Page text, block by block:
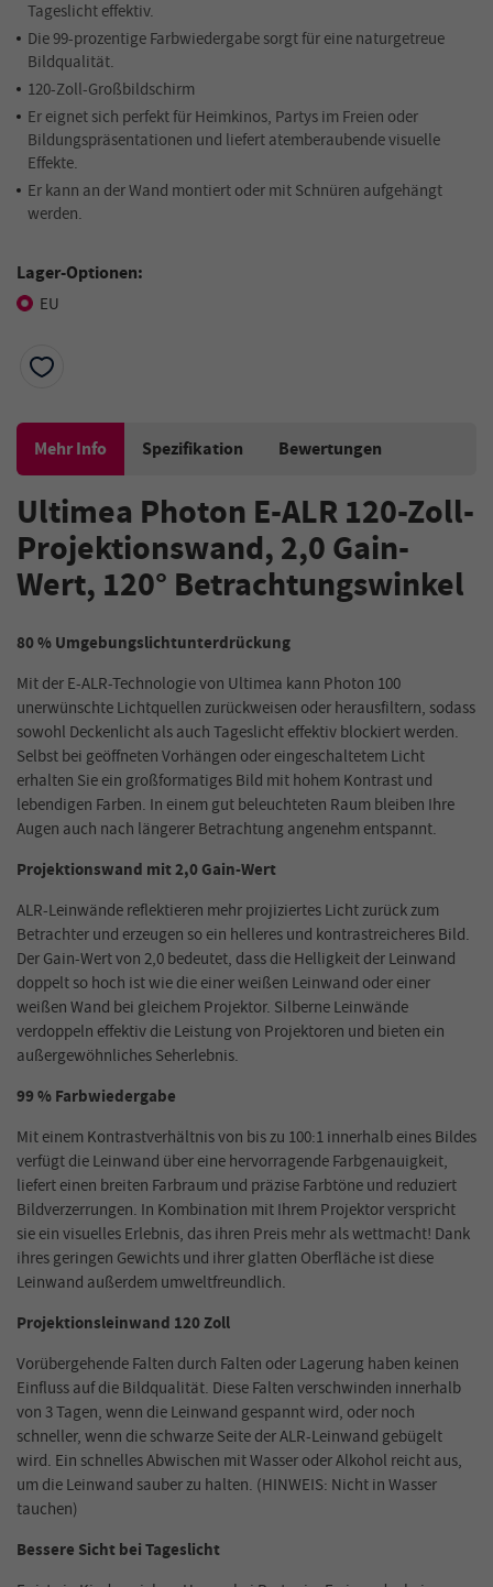
Tageslicht effektiv.
Die 99-prozentige Farbwiedergabe sorgt für eine naturgetreue
Bildqualität.
120-Zoll-Großbildschirm
Er eignet sich perfekt für Heimkinos, Partys im Freien oder
Bildungspräsentationen und liefert atemberaubende visuelle
Effekte.
Er kann an der Wand montiert oder mit Schnüren aufgehängt
werden.
Lager-Optionen:
EU
Mehr Info Spezifikation Bewertungen
Ultimea Photon E-ALR 120-Zoll-
Projektionswand, 2,0 Gain-
Wert, 120° Betrachtungswinkel
80 % Umgebungslichtunterdrückung
Mit der E-ALR-Technologie von Ultimea kann Photon 100
unerwünschte Lichtquellen zurückweisen oder herausfiltern, sodass
sowohl Deckenlicht als auch Tageslicht effektiv blockiert werden.
Selbst bei geöffneten Vorhängen oder eingeschaltetem Licht
erhalten Sie ein großformatiges Bild mit hohem Kontrast und
lebendigen Farben. In einem gut beleuchteten Raum bleiben Ihre
Augen auch nach längerer Betrachtung angenehm entspannt.
Projektionswand mit 2,0 Gain-Wert
ALR-Leinwände reflektieren mehr projiziertes Licht zurück zum
Betrachter und erzeugen so ein helleres und kontrastreicheres Bild.
Der Gain-Wert von 2,0 bedeutet, dass die Helligkeit der Leinwand
doppelt so hoch ist wie die einer weißen Leinwand oder einer
weißen Wand bei gleichem Projektor. Silberne Leinwände
verdoppeln effektiv die Leistung von Projektoren und bieten ein
außergewöhnliches Seherlebnis.
99 % Farbwiedergabe
Mit einem Kontrastverhältnis von bis zu 100:1 innerhalb eines Bildes
verfügt die Leinwand über eine hervorragende Farbgenauigkeit,
liefert einen breiten Farbraum und präzise Farbtöne und reduziert
Bildverzerrungen. In Kombination mit Ihrem Projektor verspricht
sie ein visuelles Erlebnis, das ihren Preis mehr als wettmacht! Dank
ihres geringen Gewichts und ihrer glatten Oberfläche ist diese
Leinwand außerdem umweltfreundlich.
Projektionsleinwand 120 Zoll
Vorübergehende Falten durch Falten oder Lagerung haben keinen
Einfluss auf die Bildqualität. Diese Falten verschwinden innerhalb
von 3 Tagen, wenn die Leinwand gespannt wird, oder noch
schneller, wenn die schwarze Seite der ALR-Leinwand gebügelt
wird. Ein schnelles Abwischen mit Wasser oder Alkohol reicht aus,
um die Leinwand sauber zu halten. (HINWEIS: Nicht in Wasser
tauchen)
Bessere Sicht bei Tageslicht